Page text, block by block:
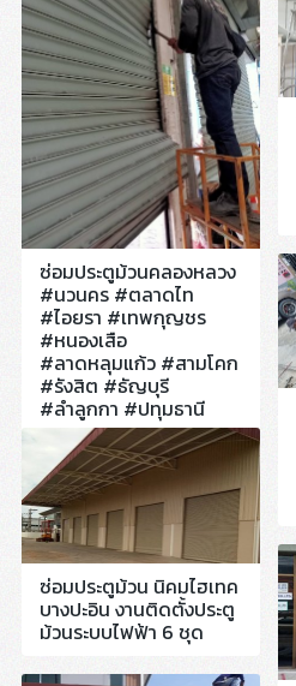
ซ่อมประตูม้วนคลองหลวง
#นวนคร #ตลาดไท
#ไอยรา #เทพกุญชร
#หนองเสือ
#ลาดหลุมแก้ว #สามโคก
#รังสิต #ธัญบุรี
#ลำลูกกา #ปทุมธานี
ซ่อมประตูม้วน นิคมไฮเทค
บางปะอิน งานติดตั้งประตู
ม้วนระบบไฟฟ้า 6 ชุด